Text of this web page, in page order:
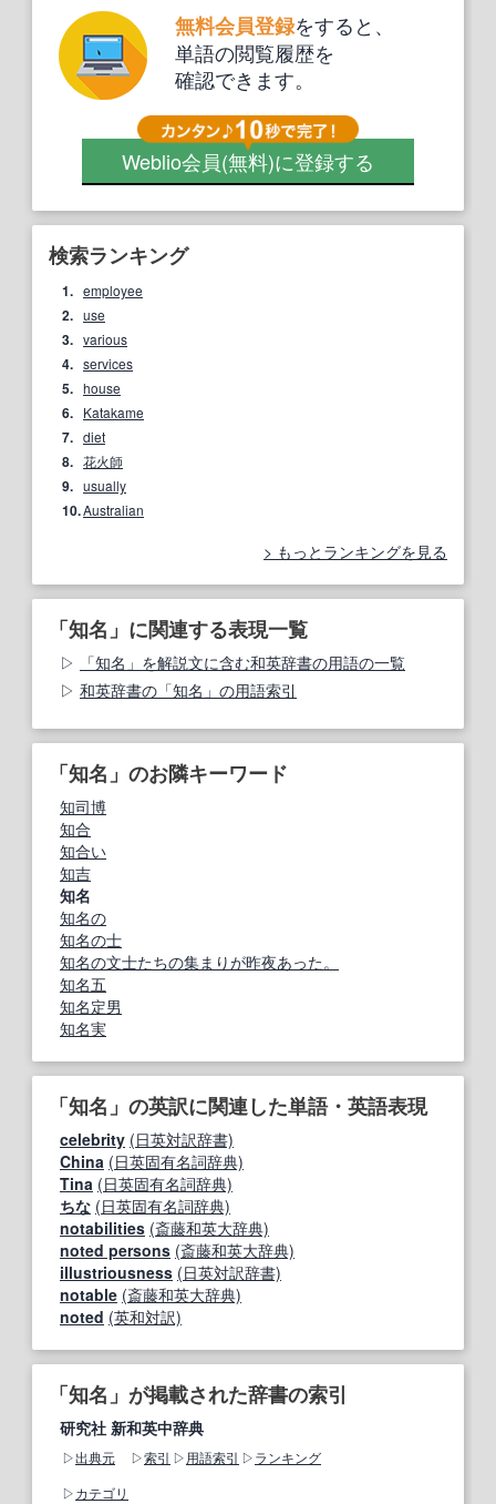
無料会員登録をすると、
単語の閲覧履歴を
確認できます。
Weblio会員(無料)に登録する
検索ランキング
1. employee
2. use
3. various
4. services
5. house
6. Katakame
7. diet
8. 花火師
9. usually
10.Australian
もっとランキングを見る
「知名」に関連する表現一覧
「知名」を解説文に含む和英辞書の用語の一覧
和英辞書の「知名」の用語索引
「知名」のお隣キーワード
知司博
知合
知合い
知吉
知名
知名の
知名の士
知名の文士たちの集まりが昨夜あった。
知名五
知名定男
知名実
「知名」の英訳に関連した単語・英語表現
celebrity (日英対訳辞書)
China (日英固有名詞辞典)
Tina (日英固有名詞辞典)
ちな (日英固有名詞辞典)
notabilities (斎藤和英大辞典)
noted persons (斎藤和英大辞典)
illustriousness (日英対訳辞書)
notable (斎藤和英大辞典)
noted (英和対訳)
「知名」が掲載された辞書の索引
研究社 新和英中辞典
出典元 索引 用語索引
ランキング
カテゴリ